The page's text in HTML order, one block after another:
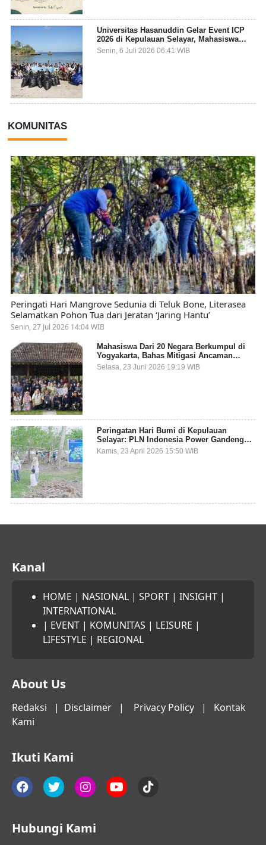
Universitas Hasanuddin Gelar Event ICP
2026 di Kepulauan Selayar, Mahasiswa
dari 27 Negara Jadi Partisipan
Senin, 6 Juli 2026 06:41 WIB
KOMUNITAS
Peringati Hari Mangrove Sedunia di Teluk Bone, Literasea
Selamatkan Pohon Tua dari Jeratan ‘Jaring Hantu’
Senin, 27 Jul 2026 14:04 WIB
Mahasiswa Dari 20 Negara Berkumpul di
Yogyakarta, Bahas Mitigasi Ancaman
Kesehatan Global
Selasa, 23 Juni 2026 19:19 WIB
Peringatan Hari Bumi di Kepulauan
Selayar: PLN Indonesia Power Gandeng
Pemda dan Komunitas, Giatkan Restorasi
Mangrove
Kamis, 23 April 2026 15:50 WIB
Kanal
HOME | NASIONAL | SPORT | INSIGHT |
INTERNATIONAL
| EVENT | KOMUNITAS | LEISURE |
LIFESTYLE | REGIONAL
About Us
Redaksi | Disclaimer | Privacy Policy | Kontak
Kami
Ikuti Kami
Hubungi Kami